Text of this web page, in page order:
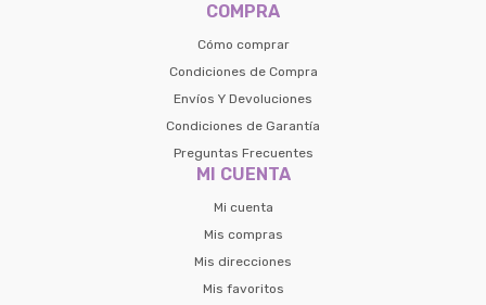
COMPRA
Cómo comprar
Condiciones de Compra
Envíos Y Devoluciones
Condiciones de Garantía
Preguntas Frecuentes
MI CUENTA
Mi cuenta
Mis compras
Mis direcciones
Mis favoritos